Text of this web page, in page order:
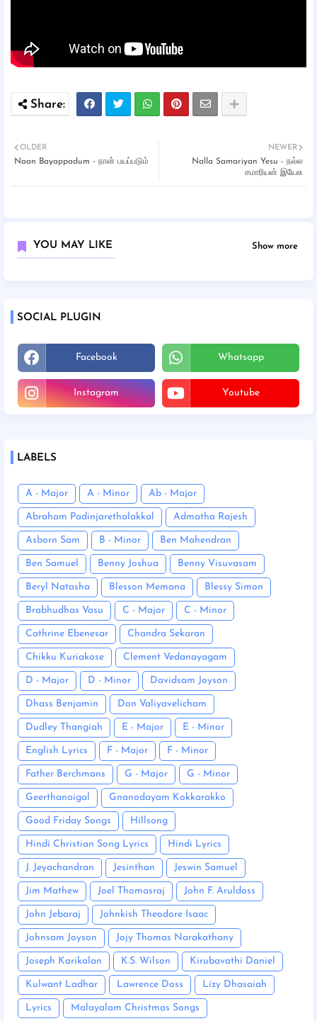
NEWER
Nalla Samariyan Yesu - நல்ல
சமாரியன் இயேசு
OLDER
Naan Bayappadum - நான் பயப்படும்
YOU MAY LIKE Show more
SOCIAL PLUGIN
Facebook Whatsapp
Instagram Youtube
LABELS
A - Major A - Minor Ab - Major
Abraham Padinjarethalakkal Admatha Rajesh
Asborn Sam B - Minor Ben Mahendran
Ben Samuel Benny Joshua Benny Visuvasam
Beryl Natasha Blesson Memana Blessy Simon
Brabhudhas Vasu C - Major C - Minor
Cathrine Ebenesar Chandra Sekaran
Chikku Kuriakose Clement Vedanayagam
D - Major D - Minor Davidsam Joyson
Dhass Benjamin Don Valiyavelicham
Dudley Thangiah E - Major E - Minor
English Lyrics F - Major F - Minor
Father Berchmans G - Major G - Minor
Geerthanaigal Gnanodayam Kokkarakko
Good Friday Songs Hillsong
Hindi Christian Song Lyrics Hindi Lyrics
J. Jeyachandran Jesinthan Jeswin Samuel
Jim Mathew Joel Thomasraj John F. Aruldoss
John Jebaraj Johnkish Theodore Isaac
Johnsam Joyson Jojy Thomas Narakathany
Joseph Karikalan K.S. Wilson Kirubavathi Daniel
Kulwant Ladhar Lawrence Doss Lizy Dhasaiah
Lyrics Malayalam Christmas Songs